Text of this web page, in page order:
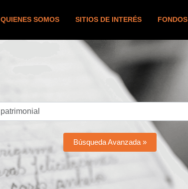
QUIENES SOMOS SITIOS DE INTERÉS FONDOS
Búsqueda Avanzada »